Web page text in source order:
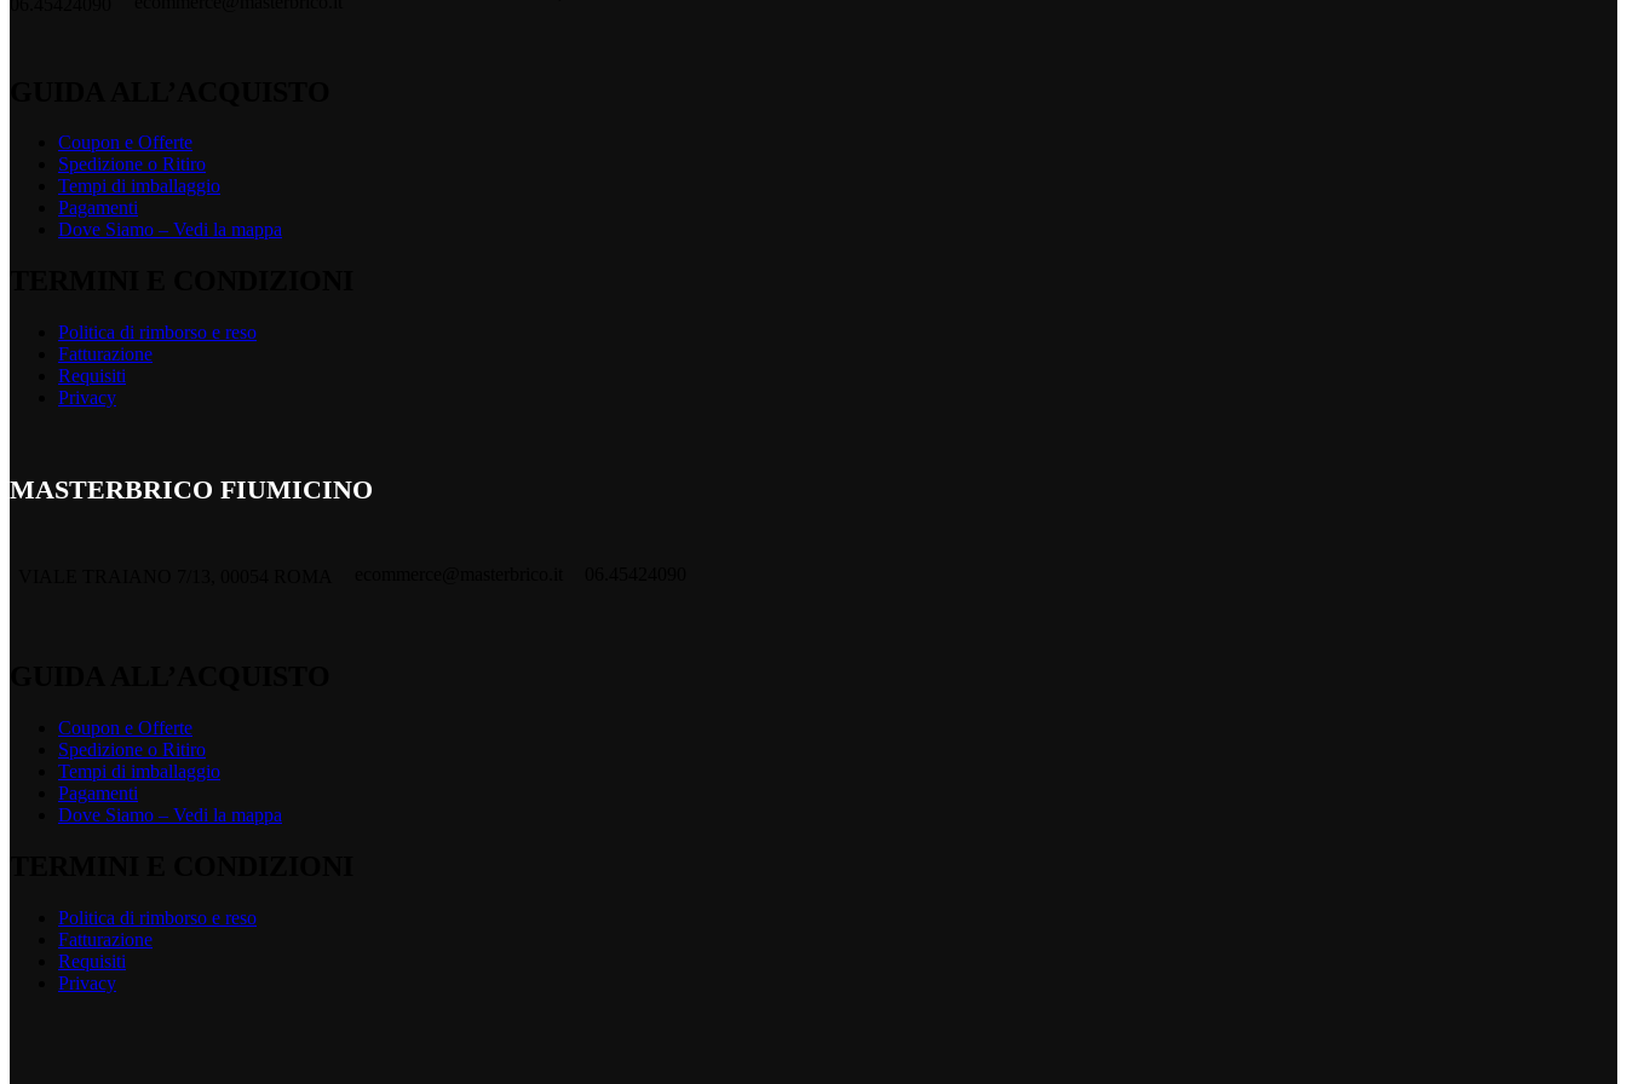
Coupon e Offerte
Spedizione o Ritiro
Tempi di imballaggio
Pagamenti
Dove Siamo – Vedi la mappa
Politica di rimborso e reso
Fatturazione
Requisiti
Privacy
MASTERBRICO FIUMICINO
Coupon e Offerte
Spedizione o Ritiro
Tempi di imballaggio
Pagamenti
Dove Siamo – Vedi la mappa
Politica di rimborso e reso
Fatturazione
Requisiti
Privacy